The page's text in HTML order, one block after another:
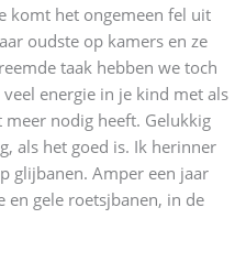
komt het ongemeen fel uit
oudste op kamers en ze
taak hebben we toch
energie in je kind met als
nodig heeft. Gelukkig
als het goed is. Ik herinner
glijbanen. Amper een jaar
gele roetsjbanen, in de